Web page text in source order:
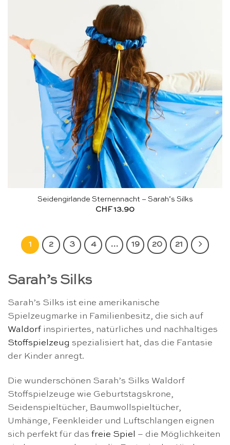
Seidengirlande Sternennacht – Sarah’s Silks
CHF13.90
1 2 3 4 … 19 20 21
Sarah’s Silks
Sarah’s Silks ist eine amerikanische
Spielzeugmarke in Familienbesitz, die sich auf
Waldorf inspiriertes, natürliches und nachhaltiges
Stoffspielzeug spezialisiert hat, das die Fantasie
der Kinder anregt.
Die wunderschönen Sarah’s Silks Waldorf
Stoffspielzeuge wie Geburtstagskrone,
Seidenspieltücher, Baumwollspieltücher,
Umhänge, Feenkleider und Luftschlangen eignen
sich perfekt für das freie Spiel
– die Möglichkeiten